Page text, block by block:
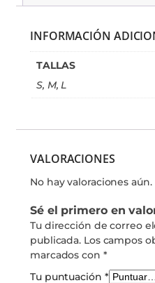
INFORMACIÓN
TALLAS
S, M, L
VALORACIONES
No hay valoraciones aún.
Sé el primero en
Tu dirección de correo
publicada. Los campos
marcados con *
Tu puntuación *